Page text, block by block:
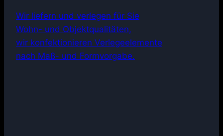
Wir liefern und verlegen für Sie
Wohn- und Objektqualitäten,
wir konfektionieren Verlegeelemente
nach Maß- und Formvorgabe.